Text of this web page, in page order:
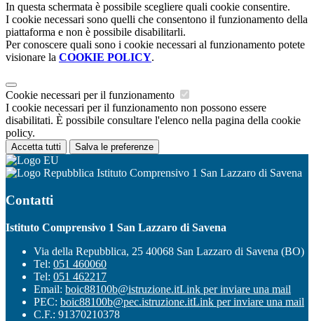
In questa schermata è possibile scegliere quali cookie consentire.
I cookie necessari sono quelli che consentono il funzionamento della
piattaforma e non è possibile disabilitarli.
Per conoscere quali sono i cookie necessari al funzionamento potete
visionare la COOKIE POLICY.
Cookie necessari per il funzionamento
I cookie necessari per il funzionamento non possono essere
disabilitati. È possibile consultare l'elenco nella pagina della cookie
policy.
Accetta tutti Salva le preferenze
Istituto Comprensivo 1 San Lazzaro di Savena
Contatti
Istituto Comprensivo 1 San Lazzaro di Savena
Via della Repubblica, 25 40068 San Lazzaro di Savena (BO)
Tel: 051 460060
Tel: 051 462217
Email: boic88100b@istruzione.itLink per inviare una mail
PEC: boic88100b@pec.istruzione.itLink per inviare una mail
C.F.: 91370210378